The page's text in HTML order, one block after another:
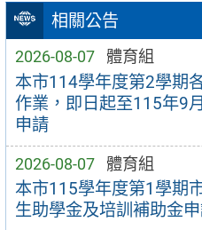
相關公告
2026-08-07 體育組
本市114學年度第2學期
作業，即日起至115年9
申請
2026-08-07 體育組
本市115學年度第1學期
生助學金及培訓補助金